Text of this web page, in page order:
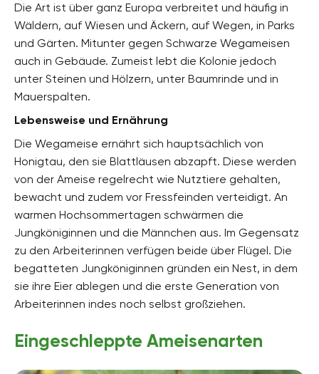
Die Art ist über ganz Europa verbreitet und häufig in
Wäldern, auf Wiesen und Äckern, auf Wegen, in Parks
und Gärten. Mitunter gegen Schwarze Wegameisen
auch in Gebäude. Zumeist lebt die Kolonie jedoch
unter Steinen und Hölzern, unter Baumrinde und in
Mauerspalten.
Lebensweise und Ernährung
Die Wegameise ernährt sich hauptsächlich von
Honigtau, den sie Blattläusen abzapft. Diese werden
von der Ameise regelrecht wie Nutztiere gehalten,
bewacht und zudem vor Fressfeinden verteidigt. An
warmen Hochsommertagen schwärmen die
Jungköniginnen und die Männchen aus. Im Gegensatz
zu den Arbeiterinnen verfügen beide über Flügel. Die
begatteten Jungköniginnen gründen ein Nest, in dem
sie ihre Eier ablegen und die erste Generation von
Arbeiterinnen indes noch selbst großziehen.
Eingeschleppte Ameisenarten